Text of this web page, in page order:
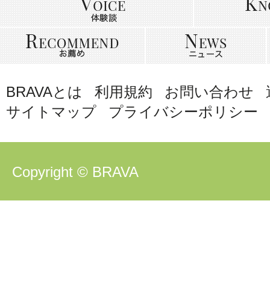
BRAVAとは 利用規約 お問い合わせ
サイトマップ
プライバシーポリシー
Copyright © BRAVA